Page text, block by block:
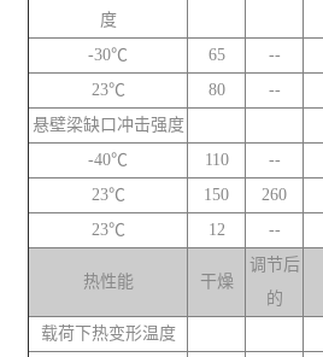
度
-30℃
65 --
23℃
80 --
悬壁梁缺口冲击强度
-40℃
110 --
23℃
150 260
23℃
12 --
热性能 干燥
调节后
的
载荷下热变形温度